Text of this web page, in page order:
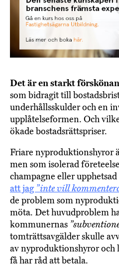
Det är en starkt
som bidragit till
underhållsskulder och en
upplåtelseformen. Och
ökade bostadsrättspriser.
Friare nyproduktionshyror
men som isolerad
champagne eller
att jag ”inte vill
de problem som
möta. Det huvudproblem
kommunernas
tomträttsavgälder skulle
av nyproduktionshyror och
få har råd att betala.